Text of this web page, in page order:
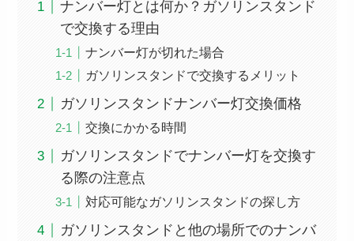
ナンバー灯とは何か？ガソリンスタンド
で交換する理由
ナンバー灯が切れた場合
ガソリンスタンドで交換するメリット
ガソリンスタンドナンバー灯交換価格
交換にかかる時間
ガソリンスタンドでナンバー灯を交換す
る際の注意点
対応可能なガソリンスタンドの探し方
ガソリンスタンドと他の場所でのナンバ